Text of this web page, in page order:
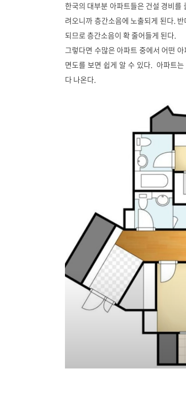
한국의 대부분 아파트들은 건설 경비
려오니까 층간소음에 노출되게 된다.
되므로 층간소음이 확 줄어들게 된다.
그렇다면 수많은 아파트 중에서 어떤
면도를 보면 쉽게 알 수 있다. 아파트
다 나온다.